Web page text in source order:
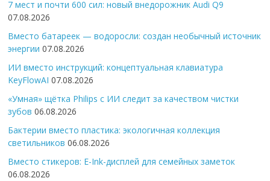
7 мест и почти 600 сил: новый внедорожник Audi Q9
07.08.2026
Вместо батареек — водоросли: создан необычный источник
энергии 07.08.2026
ИИ вместо инструкций: концептуальная клавиатура
KeyFlowAI 07.08.2026
«Умная» щётка Philips с ИИ следит за качеством чистки
зубов 06.08.2026
Бактерии вместо пластика: экологичная коллекция
светильников 06.08.2026
Вместо стикеров: E-Ink-дисплей для семейных заметок
06.08.2026